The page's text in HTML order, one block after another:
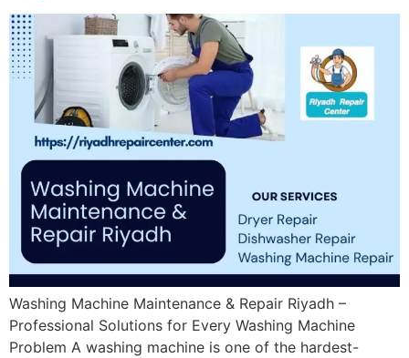
Washing Machine Maintenance & Repair Riyadh –
Professional Solutions for Every Washing Machine
Problem A washing machine is one of the hardest-